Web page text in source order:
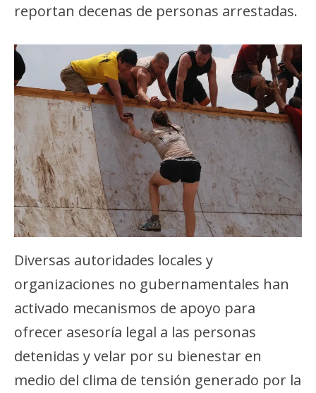
reportan decenas de personas arrestadas.
Diversas autoridades locales y
organizaciones no gubernamentales han
activado mecanismos de apoyo para
ofrecer asesoría legal a las personas
detenidas y velar por su bienestar en
medio del clima de tensión generado por la